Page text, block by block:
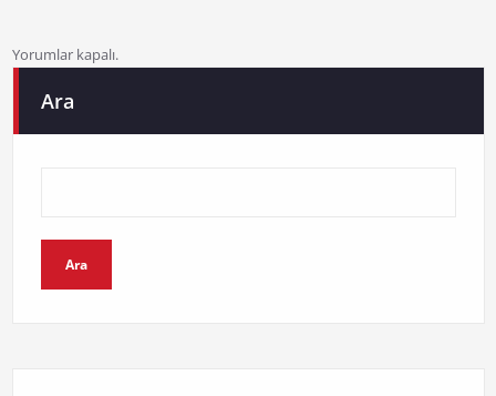
Yorumlar kapalı.
Ara
Ara